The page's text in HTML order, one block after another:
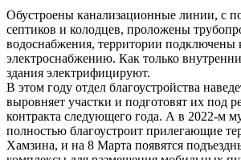
Обустроены канализационные линии, с
септиков и колодцев, проложены
водоснабжения, территории подключены
электроснабжению. Как только
здания электрифицируют.
В этом году отдел благоустройства
выровняет участки и подготовят их под
контракта следующего года. А в 2022-м
полностью благоустроит прилегающие
Хамзина, и на 8 Марта появятся